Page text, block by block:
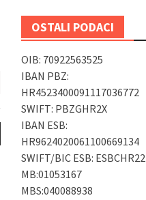
OSTALI PODACI
OIB: 70922563525
IBAN PBZ:
HR4523400091117036772
SWIFT: PBZGHR2X
IBAN ESB:
HR9624020061100669134
SWIFT/BIC ESB: ESBCHR22
MB:01053167
MBS:040088938